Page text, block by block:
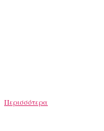
Περισσότερα